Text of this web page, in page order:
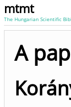
mtmt
The Hungarian Scientific
A